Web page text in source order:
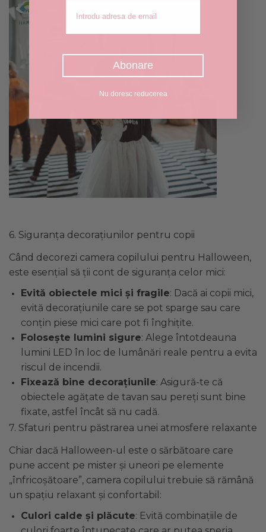
6. Siguranța decorațiunilor pentru copii
Când decorezi camera copilului pentru Halloween,
este esențial să ții cont de siguranța celor mici:
Evită obiectele mici și fragile: Dacă ai copii mici,
evită decorațiunile care se pot sparge sau care
conțin piese mici care pot fi înghițite.
Folosește lumini sigure: Alege întotdeauna
lumini LED în loc de lumânări reale pentru a evita
riscul de incendii.
Fixează bine decorațiunile: Asigură-te că
obiectele agățate de tavan sau pereți sunt bine
fixate, astfel încât să nu cadă.
7. Sfaturi pentru păstrarea unei atmosfere relaxante
Chiar dacă Halloween-ul este o sărbătoare care
pune accent pe mister și uneori pe elemente
„înfricoșătoare”, camera copilului trebuie să rămână
un spațiu relaxant și confortabil:
Culori calde și plăcute: Evită combinațiile de
Abonare
Nu doresc reducerea